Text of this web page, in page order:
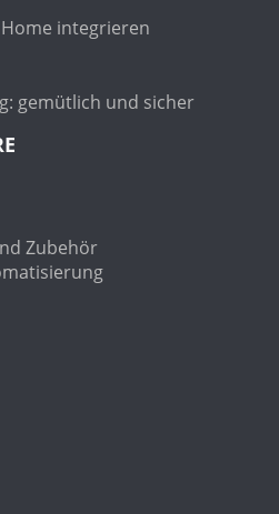
integrieren
gemütlich und sicher
Zubehör